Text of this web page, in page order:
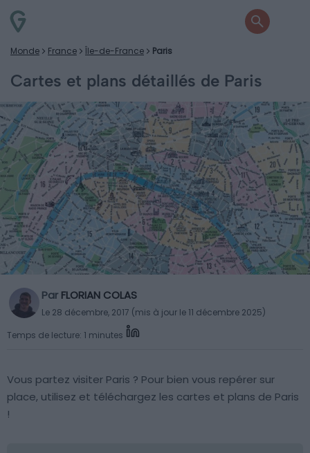
Monde France Île-de-France Paris
Cartes et plans détaillés de Paris
Par FLORIAN COLAS
Le 28 décembre, 2017 (mis à jour le 11 décembre 2025)
Temps de lecture: 1 minutes
Vous partez visiter Paris ? Pour bien vous repérer sur
place, utilisez et téléchargez les cartes et plans de Paris
!